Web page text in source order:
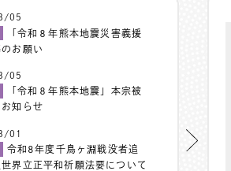
05
「令和８年熊本地震災害義援
お願い
05
「令和８年熊本地震」本宗被
知らせ
01
令和8年度千鳥ヶ淵戦没者追
界立正平和祈願法要について